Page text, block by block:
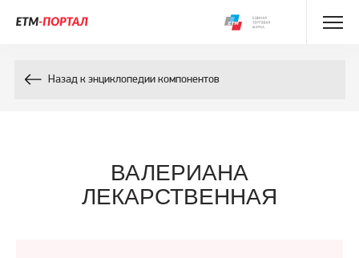
Назад к энциклопедии компонентов
ВАЛЕРИАНА
ЛЕКАРСТВЕННАЯ